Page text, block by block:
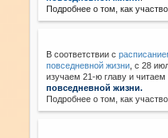
Подробнее о том, как
В соответствии с
повседневной жизни с 28
изучаем 21-ю главу и
повседневной жизни.
Подробнее о том, как